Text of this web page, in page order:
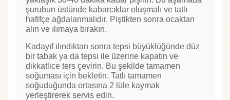
şurubun üstünde kabarcıklar oluşmalı ve tatlı
hafifçe ağdalanmalıdır. Piştikten sonra ocaktan
alın ve ılımaya bırakın.
Kadayıf ılındıktan sonra tepsi büyüklüğünde düz
bir tabak ya da tepsi ile üzerine kapatın ve
dikkatlice ters çevirin. Bu şekilde tamamen
soğuması için bekletin. Tatlı tamamen
soğuduğunda ortasına 2 lüle kaymak
yerleştirerek servis edin.